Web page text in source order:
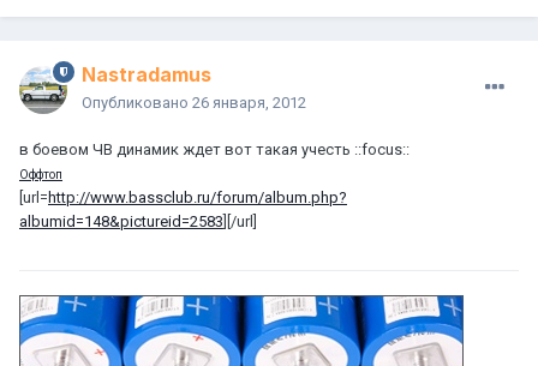
Nastradamus
Опубликовано 26 января, 2012
в боевом ЧВ динамик ждет вот такая учесть ::focus::
Оффтоп
[url= http://www.bassclub.ru/forum/album.php?
albumid=148&pictureid=2583 ][/url]